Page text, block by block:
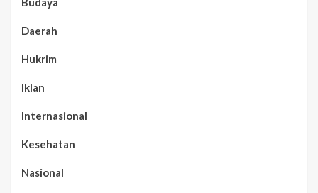
Daerah
Hukrim
Iklan
Internasional
Kesehatan
Nasional